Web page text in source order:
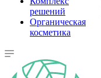
решений
Органическая
косметика